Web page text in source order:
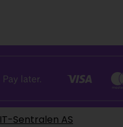
IT-Sentralen AS